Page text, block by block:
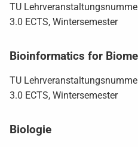
TU
3.0 ECTS, Wintersemester
Bioinformatics for
TU
3.0 ECTS, Wintersemester
Biologie